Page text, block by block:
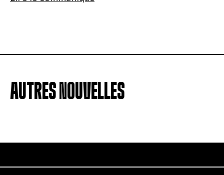
AUTRES NOUVELLES